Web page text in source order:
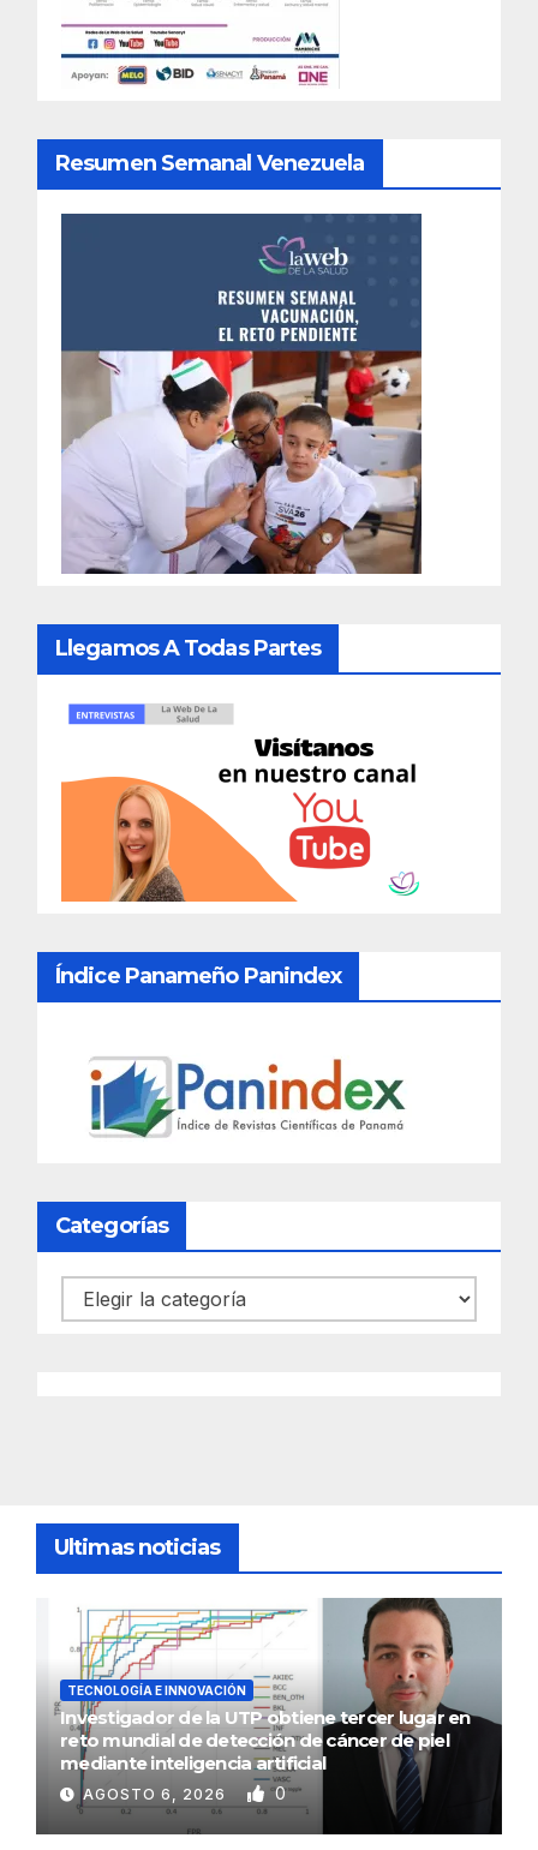
Resumen Semanal Venezuela
Llegamos A Todas Partes
Índice Panameño Panindex
Categorías
Categorías
Ultimas noticias
TECNOLOGÍA E INNOVACIÓN
Investigador de la UTP obtiene tercer lugar en
reto mundial de detección de cáncer de piel
mediante inteligencia artificial
AGOSTO 6, 2026 0